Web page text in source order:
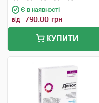
Є в наявності
від 790.00 грн
КУПИТИ